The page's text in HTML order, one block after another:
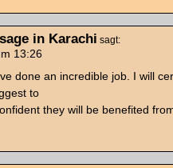
in Karachi sagt:
13:26
done an incredible job. I will
to
they will be benefited